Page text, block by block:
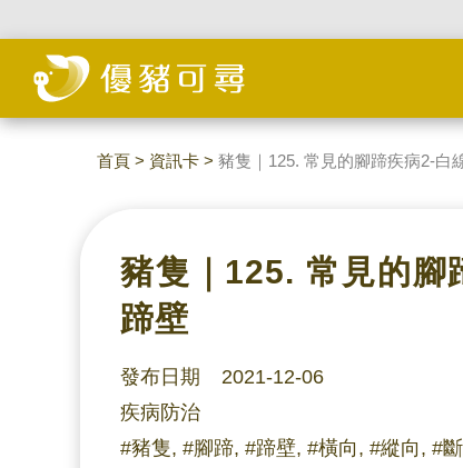
首頁 > 資訊卡 > 豬隻｜125. 常見的腳蹄疾病2-白
豬隻｜125. 常見的腳
蹄壁
發布日期 2021-12-06
疾病防治
#豬隻, #腳蹄, #蹄壁, #橫向, #縱向, #